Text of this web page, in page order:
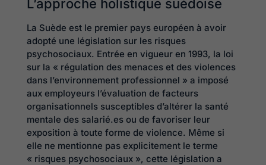
L’approche holistique suédoise
La Suède est le premier pays européen à avoir
adopté une législation sur les risques
psychosociaux. Entrée en vigueur en 1993, la loi
sur la « régulation des menaces et des violences
dans l’environnement professionnel » a imposé
aux employeurs l’évaluation de facteurs
organisationnels susceptibles d’altérer la santé
mentale des salarié.es ou de favoriser leur
exposition à toute forme de violence. Même si
elle ne mentionne pas explicitement le terme
« risques psychosociaux », cette législation a